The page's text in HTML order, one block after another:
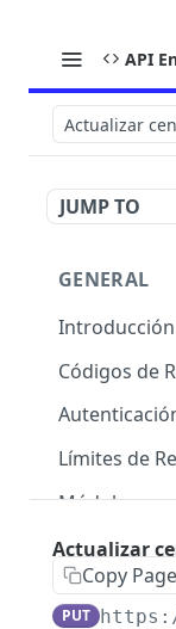
API
Actualizar
JUMP TO
GENERAL
Introducción
Códigos de
OAuth 2.0
Límites de
Módulos
Conexión a
Filtros
Actualizar
Copy Page
PUT